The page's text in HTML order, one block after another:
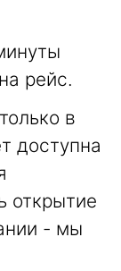
рейс.
в
доступна
открытие
- мы